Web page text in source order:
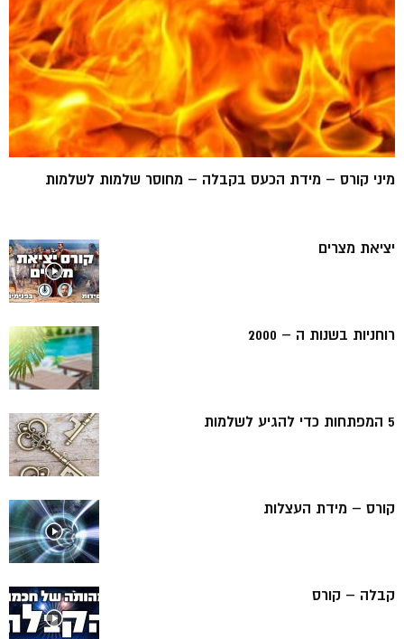
מיני קורס – מידת הכעס בקבלה – מחוסר שלמות לשלמות
יציאת מצרים
רוחניות בשנות ה – 2000
5 המפתחות כדי להגיע לשלמות
קורס – מידת העצלות
קבלה – קורס